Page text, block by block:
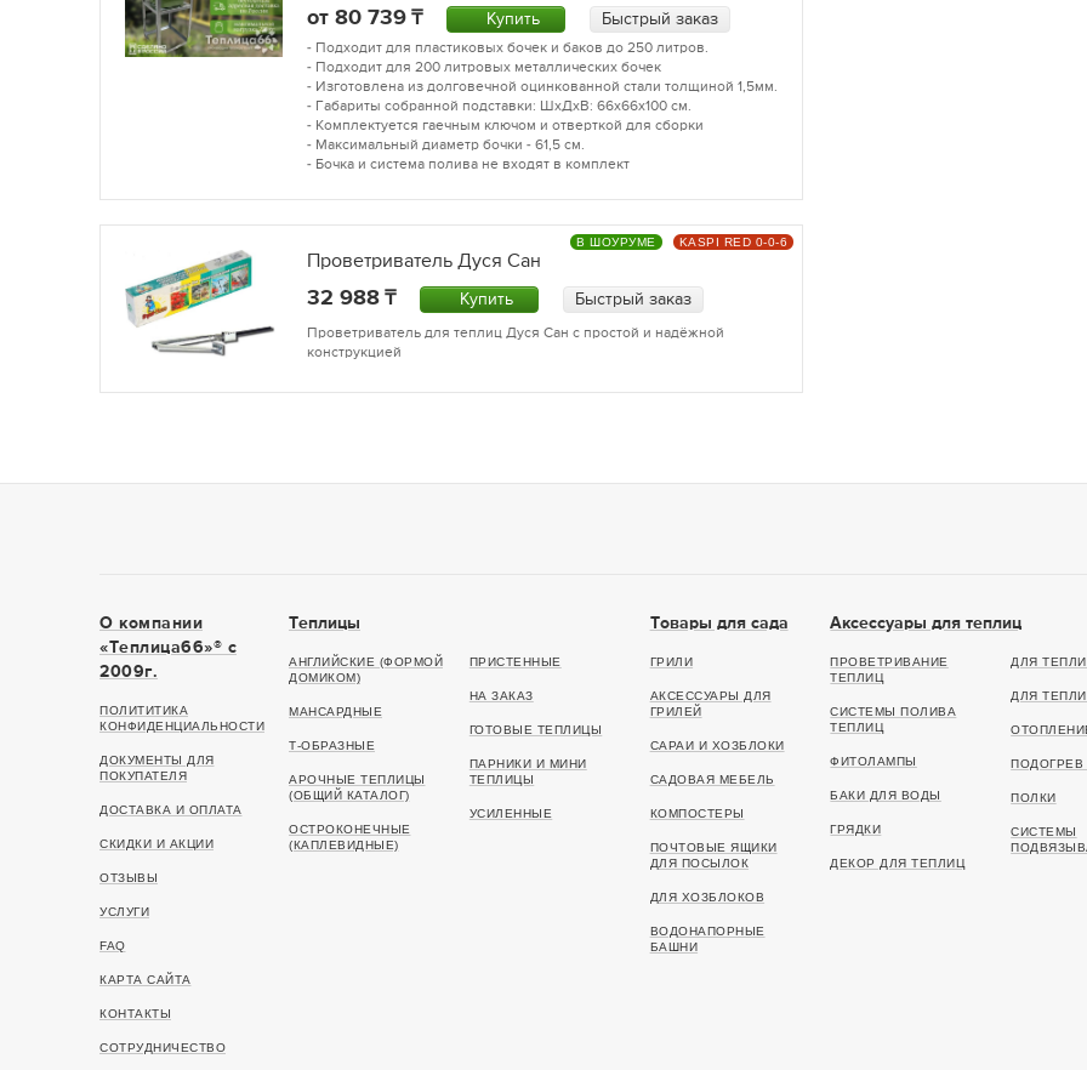
от 80 739 Купить Быстрый заказ
- Подходит для пластиковых бочек и баков до 250 литров.
- Подходит для 200 литровых металлических бочек
- Изготовлена из долговечной оцинкованной стали толщиной 1,5мм.
- Габариты собранной подставки: ШхДхВ: 66х66х100 см.
- Комплектуется гаечным ключом и отверткой для сборки
- Максимальный диаметр бочки - 61,5 см.
- Бочка и система полива не входят в комплект
Проветриватель Дуся Сан
32 988 Купить Быстрый заказ
Проветриватель для теплиц Дуся Сан с простой и надёжной
конструкцией
В ШОУРУМЕ KASPI RED 0-0-6
О компании
«Теплица66»® c
2009г.
ПОЛИТИТИКА
КОНФИДЕНЦИАЛЬНОСТИ
ДОКУМЕНТЫ ДЛЯ
ПОКУПАТЕЛЯ
ДОСТАВКА И ОПЛАТА
СКИДКИ И АКЦИИ
ОТЗЫВЫ
УСЛУГИ
FAQ
КАРТА САЙТА
КОНТАКТЫ
СОТРУДНИЧЕСТВО
Теплицы
АНГЛИЙСКИЕ (ФОРМОЙ
ДОМИКОМ)
МАНСАРДНЫЕ
Т-ОБРАЗНЫЕ
АРОЧНЫЕ ТЕПЛИЦЫ
(ОБЩИЙ КАТАЛОГ)
ОСТРОКОНЕЧНЫЕ
(КАПЛЕВИДНЫЕ)
ПРИСТЕННЫЕ
НА ЗАКАЗ
ГОТОВЫЕ ТЕПЛИЦЫ
ПАРНИКИ И МИНИ
ТЕПЛИЦЫ
УСИЛЕННЫЕ
Товары для сада
ГРИЛИ
АКСЕССУАРЫ ДЛЯ
ГРИЛЕЙ
САРАИ И ХОЗБЛОКИ
САДОВАЯ МЕБЕЛЬ
КОМПОСТЕРЫ
ПОЧТОВЫЕ ЯЩИКИ
ДЛЯ ПОСЫЛОК
ДЛЯ ХОЗБЛОКОВ
ВОДОНАПОРНЫЕ
БАШНИ
Аксессуары для теплиц
ПРОВЕТРИВАНИЕ
ТЕПЛИЦ
СИСТЕМЫ ПОЛИВА
ТЕПЛИЦ
ФИТОЛАМПЫ
БАКИ ДЛЯ ВОДЫ
ГРЯДКИ
ДЕКОР ДЛЯ ТЕПЛИЦ
ДЛЯ
ДЛЯ
ПОДОГРЕВ
ПОЛКИ
СИСТЕМЫ